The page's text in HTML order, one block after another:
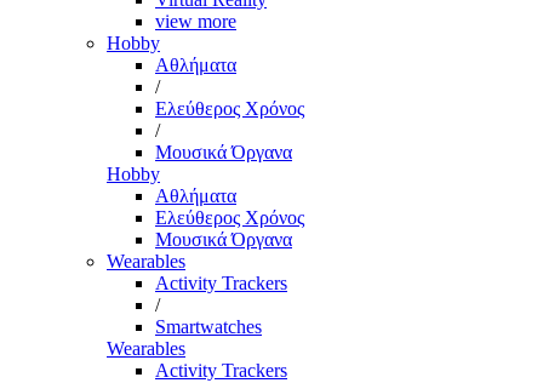
view more
Hobby
Αθλήματα
/
Ελεύθερος Χρόνος
/
Μουσικά Όργανα
Hobby
Αθλήματα
Ελεύθερος Χρόνος
Μουσικά Όργανα
Wearables
Activity Trackers
/
Smartwatches
Wearables
Activity Trackers